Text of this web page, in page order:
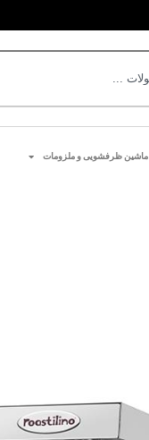
ماشین ظرفشویی و ملزومات